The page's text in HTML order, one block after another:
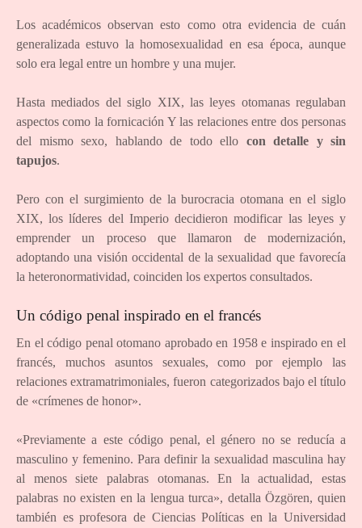
Los académicos observan esto como otra evidencia de cuán
generalizada estuvo la homosexualidad en esa época, aunque
solo era legal entre un hombre y una mujer.
Hasta mediados del siglo XIX, las leyes otomanas regulaban
aspectos como la fornicación Y las relaciones entre dos personas
del mismo sexo, hablando de todo ello con detalle y sin
tapujos.
Pero con el surgimiento de la burocracia otomana en el siglo
XIX, los líderes del Imperio decidieron modificar las leyes y
emprender un proceso que llamaron de modernización,
adoptando una visión occidental de la sexualidad que favorecía
la heteronormatividad, coinciden los expertos consultados.
Un código penal inspirado en el francés
En el código penal otomano aprobado en 1958 e inspirado en el
francés, muchos asuntos sexuales, como por ejemplo las
relaciones extramatrimoniales, fueron categorizados bajo el título
de «crímenes de honor».
«Previamente a este código penal, el género no se reducía a
masculino y femenino. Para definir la sexualidad masculina hay
al menos siete palabras otomanas. En la actualidad, estas
palabras no existen en la lengua turca», detalla Özgören, quien
también es profesora de Ciencias Políticas en la Universidad